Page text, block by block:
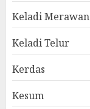
Keladi Merawan
Keladi Telur
Kerdas
Kesum